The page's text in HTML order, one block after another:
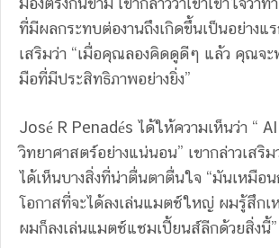
ที่มีผลกระทบต่องานถึงเกิดขึ้นเป็นอย่างแ
เสริมว่า “เมื่อคุณลองคิดดูดีๆ แล้ว คุณจ
มือที่มีประสิทธิภาพอย่างยิ่ง”
José R Penadés ได้ให้ความเห็นว่า “
วิทยาศาสตร์อย่างแน่นอน” เขากล่าวเสริม
ได้เห็นบางสิ่งที่น่าตื่นตาตื่นใจ “มันเหมือ
โอกาสที่จะได้ลงเล่นแมตช์ใหญ่ ผมรู้สึก
ผมก็ลงเล่นแมตช์แชมเปี้ยนส์ลีกด้วยสิ่งนี้”